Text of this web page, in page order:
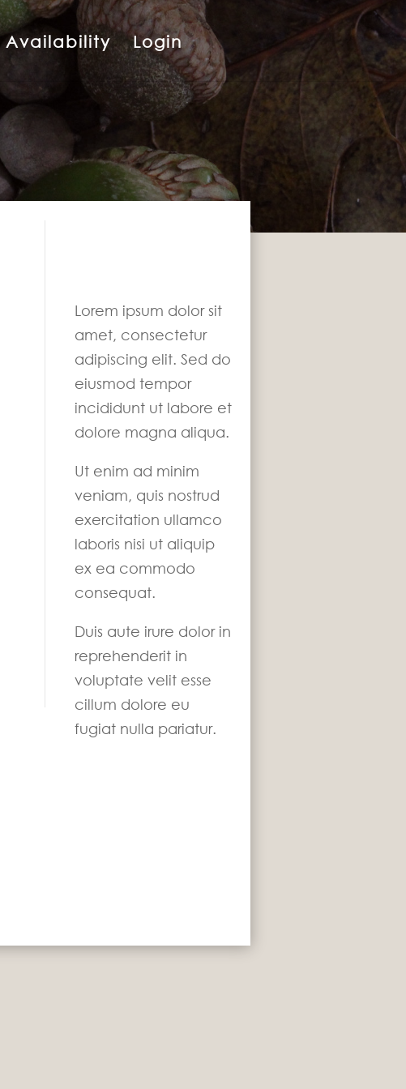
Availability Login
Lorem ipsum dolor sit
amet, consectetur
adipiscing elit. Sed do
eiusmod tempor
incididunt ut labore et
dolore magna aliqua.
Ut enim ad minim
veniam, quis nostrud
exercitation ullamco
laboris nisi ut aliquip
ex ea commodo
consequat.
Duis aute irure dolor in
reprehenderit in
voluptate velit esse
cillum dolore eu
fugiat nulla pariatur.